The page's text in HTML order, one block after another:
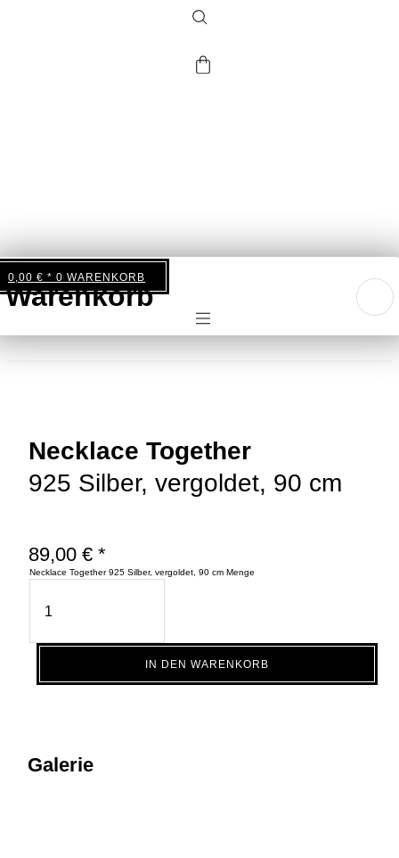
0,00 € 0 WARENKORB
Necklace Together
925 Silber, vergoldet, 90 cm
89,00 €
Necklace Together 925 Silber, vergoldet, 90 cm Menge
IN DEN WARENKORB
89,00€
Galerie